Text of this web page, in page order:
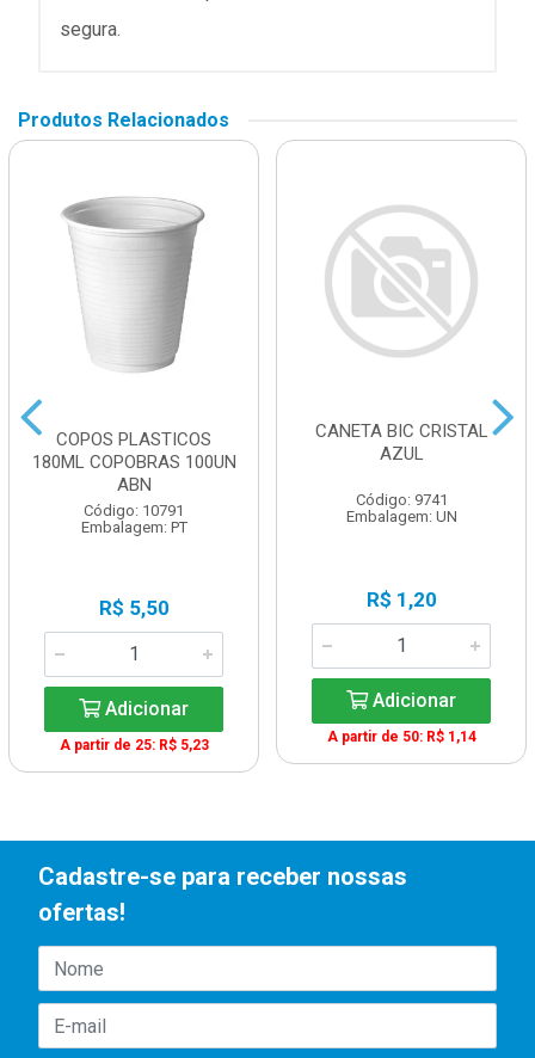
segura.
Produtos Relacionados
COPOS PLASTICOS
180ML COPOBRAS 100UN
ABN
Código: 10791
Embalagem: PT
R$ 5,50
Adicionar
A partir de 25: R$ 5,23
CANETA BIC CRISTAL
AZUL
Código: 9741
Embalagem: UN
R$ 1,20
Adicionar
A partir de 50: R$ 1,14
Cadastre-se para receber nossas
ofertas!